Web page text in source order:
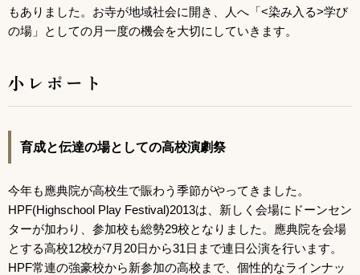
もありました。お寺が地域社会に開き、人へ「<染み入る>学び
の場」としての月一度の機会を大切にしていきます。
小レポート
育成と伝達の場としての高校演劇祭
今年も應典院が高校生で賑わう季節がやってきました。
HPF(Highschool Play Festival)2013は、新しく会場にドーンセン
ターが加わり、参加校も総勢29校となりました。應典院を会場
とする高校12校が7月20日から31日まで連日公演を行います。
HPF常連の強豪校から新参加の高校まで、個性的なラインナッ